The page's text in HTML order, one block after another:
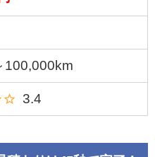
100,000km
3.4